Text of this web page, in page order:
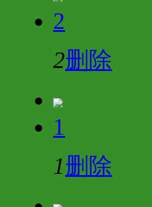
2
2删除
1
1删除